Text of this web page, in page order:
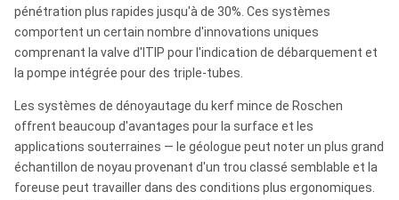
pénétration plus rapides jusqu'à de 30%. Ces systèmes
comportent un certain nombre d'innovations uniques
comprenant la valve d'ITIP pour l'indication de débarquement et
la pompe intégrée pour des triple-tubes.
Les systèmes de dénoyautage du kerf mince de Roschen
offrent beaucoup d'avantages pour la surface et les
applications souterraines — le géologue peut noter un plus grand
échantillon de noyau provenant d'un trou classé semblable et la
foreuse peut travailler dans des conditions plus ergonomiques.